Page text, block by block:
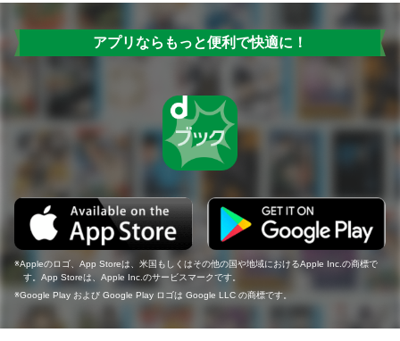
アプリならもっと便利で快適に！
Appleのロゴ、App Storeは、米国もしくはその他の国や地域におけるApple Inc.の商標で
す。App Storeは、Apple Inc.のサービスマークです。
Google Play および Google Play ロゴは Google LLC の商標です。